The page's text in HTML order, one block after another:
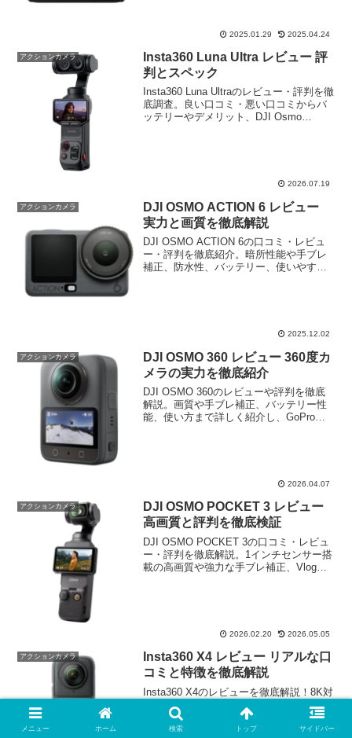
2025.01.29 2025.04.24
アクションカメラ
Insta360 Luna Ultra レビュー 評
判とスペック
Insta360 Luna Ultraのレビュー・評判を徹
底調査。良い口コミ・悪い口コミからバ
ッテリーやデメリット、DJI Osmo
2026.07.19
アクションカメラ
DJI OSMO ACTION 6 レビュー
実力と画質を徹底解説
DJI OSMO ACTION 6の口コミ・レビュ
ー・評判を徹底紹介。暗所性能や手ブレ
補正、防水性、バッテリー、使いやすさ
2025.12.02
アクションカメラ
DJI OSMO 360 レビュー 360度カ
メラの実力を徹底紹介
DJI OSMO 360のレビューや評判を徹底
解説。画質や手ブレ補正、バッテリー性
能、使い方まで詳しく紹介し、GoProや
2026.04.07
アクションカメラ
DJI OSMO POCKET 3 レビュー
高画質と評判を徹底検証
DJI OSMO POCKET 3の口コミ・レビュ
ー・評判を徹底解説。1インチセンサー搭
載の高画質や強力な手ブレ補正、Vlog性
2026.02.20 2026.05.05
アクションカメラ
Insta360 X4 レビュー リアルな口
コミと特徴を徹底解説
Insta360 X4のレビューを徹底解説！8K対
応の高画質360度カメラの実力を実際の使
用感や口コミとともに紹介。X3との違い
やメリット・デメリットも詳しく解説
メニュー ホーム 検索 トップ サイドバー